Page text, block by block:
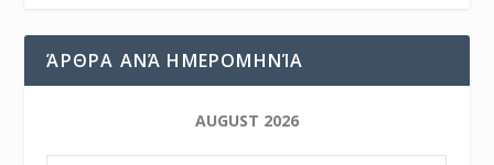
ΆΡΘΡΑ ΑΝΆ ΗΜΕΡΟΜΗΝΊΑ
AUGUST 2026